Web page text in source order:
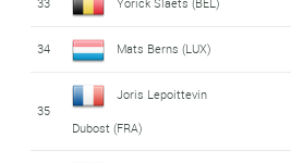
34 Mats Berns (LUX)
35
Joris Lepoittevin
Dubost (FRA)